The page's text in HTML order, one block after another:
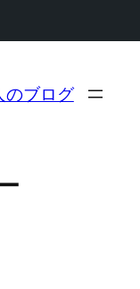
のブログ